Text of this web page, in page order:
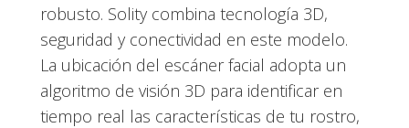
robusto. Solity combina tecnología 3D,
seguridad y conectividad en este modelo.
La ubicación del escáner facial adopta un
algoritmo de visión 3D para identificar en
tiempo real las características de tu rostro,